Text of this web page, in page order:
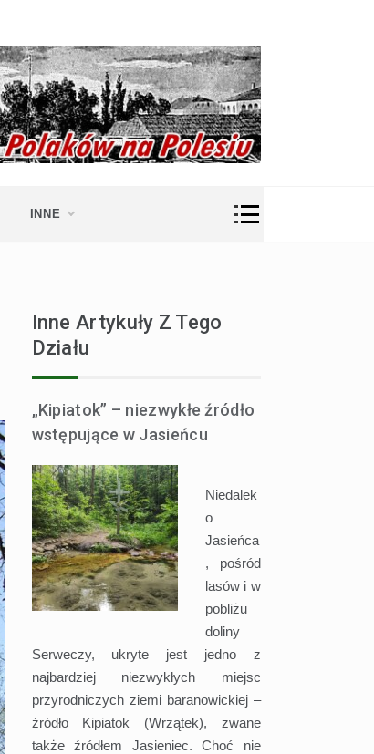
INNE
Inne Artykuły Z Tego
Działu
„Kipiatok” – niezwykłe źródło
wstępujące w Jasieńcu
Niedalek
o
Jasieńca
, pośród
lasów i w
pobliżu
doliny
Serweczy, ukryte jest jedno z
najbardziej niezwykłych miejsc
przyrodniczych ziemi baranowickiej –
źródło Kipiatok (Wrzątek), zwane
także źródłem Jasieniec. Choć nie